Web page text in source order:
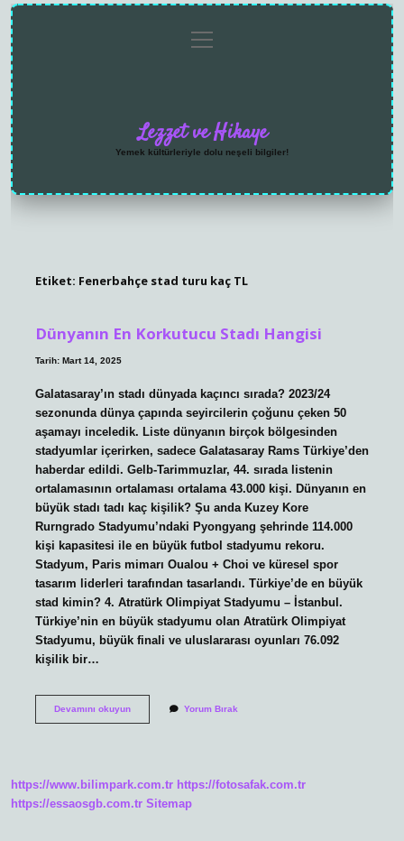
menüyü
aç
Lezzet ve Hikaye
Yemek kültürleriyle dolu neşeli bilgiler!
Etiket: Fenerbahçe stad turu kaç TL
Dünyanın En Korkutucu Stadı Hangisi
Tarih: Mart 14, 2025
Galatasaray’ın stadı dünyada kaçıncı sırada? 2023/24
sezonunda dünya çapında seyircilerin çoğunu çeken 50
aşamayı inceledik. Liste dünyanın birçok bölgesinden
stadyumlar içerirken, sadece Galatasaray Rams Türkiye’den
haberdar edildi. Gelb-Tarimmuzlar, 44. sırada listenin
ortalamasının ortalaması ortalama 43.000 kişi. Dünyanın en
büyük stadı tadı kaç kişilik? Şu anda Kuzey Kore
Rurngrado Stadyumu’ndaki Pyongyang şehrinde 114.000
kişi kapasitesi ile en büyük futbol stadyumu rekoru.
Stadyum, Paris mimarı Oualou + Choi ve küresel spor
tasarım liderleri tarafından tasarlandı. Türkiye’de en büyük
stad kimin? 4. Atratürk Olimpiyat Stadyumu – İstanbul.
Türkiye’nin en büyük stadyumu olan Atratürk Olimpiyat
Stadyumu, büyük finali ve uluslararası oyunları 76.092
kişilik bir…
Devamını okuyunDünyanın
Yorum Bırak
https://www.bilimpark.com.tr https://fotosafak.com.tr
https://essaosgb.com.tr Sitemap